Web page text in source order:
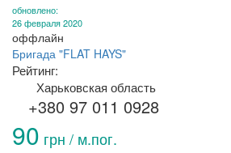
обновлено:
26 февраля 2020
оффлайн
Бригада "FLAT HAYS"
Рейтинг:
Харьковская область
+380 97 011 0928
90 грн / м.пог.